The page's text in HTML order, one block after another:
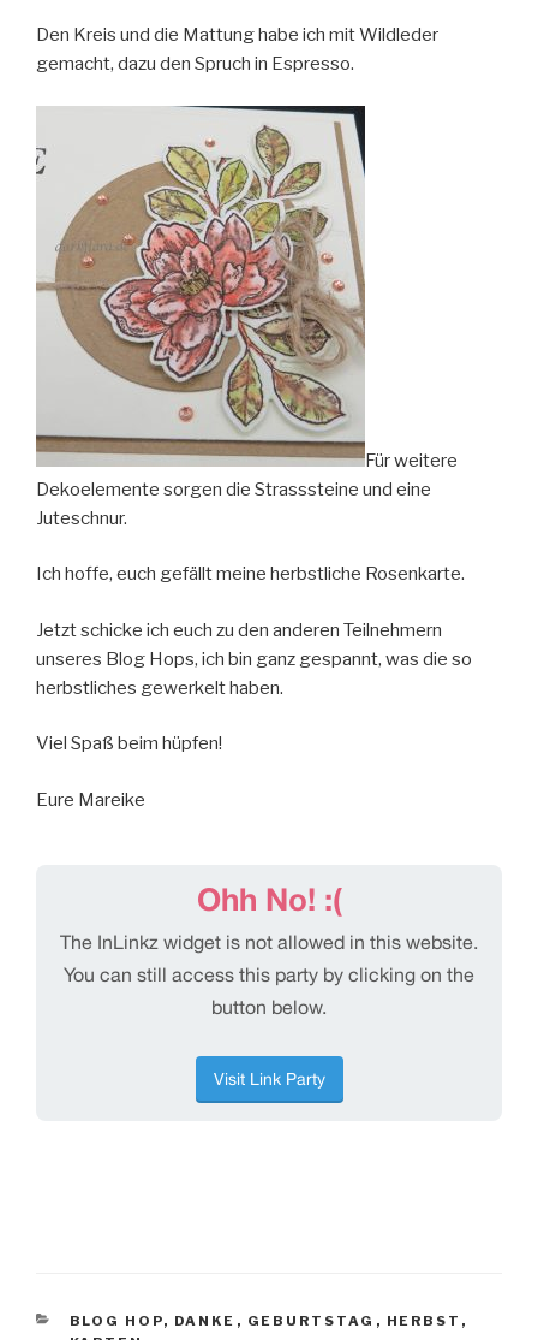
Den Kreis und die Mattung habe ich mit Wildleder
gemacht, dazu den Spruch in Espresso.
Für weitere
Dekoelemente sorgen die Strasssteine und eine
Juteschnur.
Ich hoffe, euch gefällt meine herbstliche Rosenkarte.
Jetzt schicke ich euch zu den anderen Teilnehmern
unseres Blog Hops, ich bin ganz gespannt, was die so
herbstliches gewerkelt haben.
Viel Spaß beim hüpfen!
Eure Mareike
KATEGORIEN
BLOG HOP, DANKE , GEBURTSTAG , HERBST ,